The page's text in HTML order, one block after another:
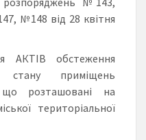
№148 від 28 квітня
АКТІВ обстеження
стану приміщень
розташовані на
територіальної